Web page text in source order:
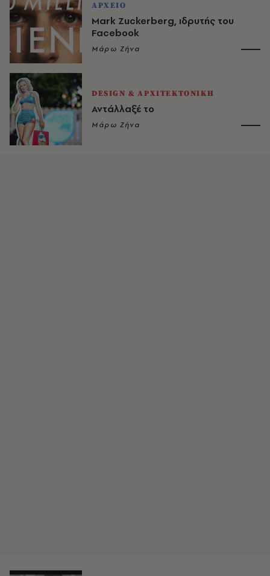
ΑΡΧΕΙΟ
Mark Zuckerberg, ιδρυτής του
Facebook
Μάρω Ζήνα
DESIGN & ΑΡΧΙΤΕΚΤΟΝΙΚΗ
Αντάλλαξέ το
Μάρω Ζήνα